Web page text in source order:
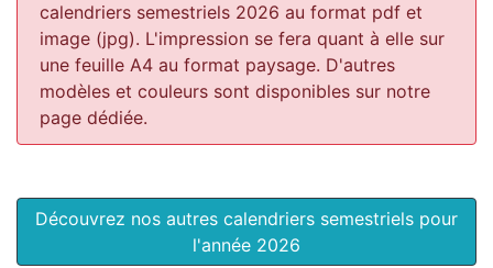
calendriers semestriels 2026 au format pdf et
image (jpg). L'impression se fera quant à elle sur
une feuille A4 au format paysage. D'autres
modèles et couleurs sont disponibles sur notre
page dédiée.
Découvrez nos autres calendriers semestriels pour
l'année 2026